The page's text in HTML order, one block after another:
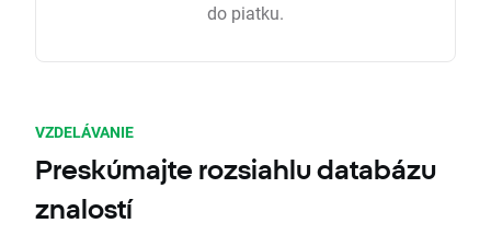
do piatku.
VZDELÁVANIE
Preskúmajte rozsiahlu databázu
znalostí